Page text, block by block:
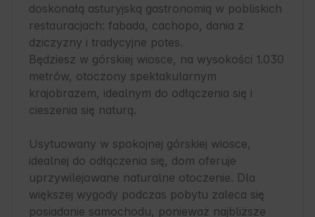
doskonałą asturyjską gastronomią w pobliskich
restauracjach: fabada, cachopo, dania z
dziczyzny i tradycyjne potes.
Będziesz w górskiej wiosce, na wysokości 1.030
metrów, otoczony spektakularnym
krajobrazem, idealnym do odłączenia się i
cieszenia się naturą.
Usytuowany w spokojnej górskiej wiosce,
idealnej do odłączenia się, dom oferuje
uprzywilejowane naturalne otoczenie. Dla
większej wygody podczas pobytu zaleca się
posiadanie samochodu, ponieważ najbliższe